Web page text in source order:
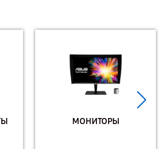
МОНИТОРЫ